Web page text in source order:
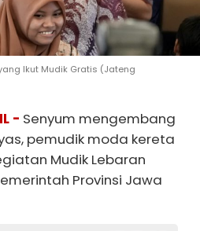
Ikut Mudik Gratis (Jateng
- Senyum mengembang
pemudik moda kereta
Mudik Lebaran
Provinsi Jawa